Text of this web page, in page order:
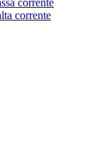
corrente
corrente